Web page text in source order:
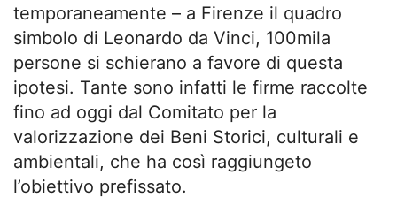
temporaneamente – a Firenze il quadro
simbolo di Leonardo da Vinci, 100mila
persone si schierano a favore di questa
ipotesi. Tante sono infatti le firme raccolte
fino ad oggi dal Comitato per la
valorizzazione dei Beni Storici, culturali e
ambientali, che ha così raggiungeto
l’obiettivo prefissato.